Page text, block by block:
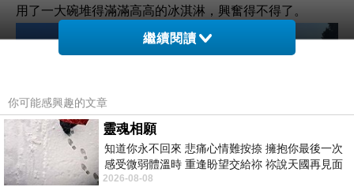
用了一大碗堆得滿滿高高的冰淇淋，興奮得不得了。
繼續閱讀
你可能感興趣的文章
靈魂相願
知道你永不回來 悲痛心情難按捺 擁抱你最後一次
感受微弱體溫時 重逢盼望交給祢 祢說天國再見面
此刻忍淚說別離 他日靈魂再
2026-08-08